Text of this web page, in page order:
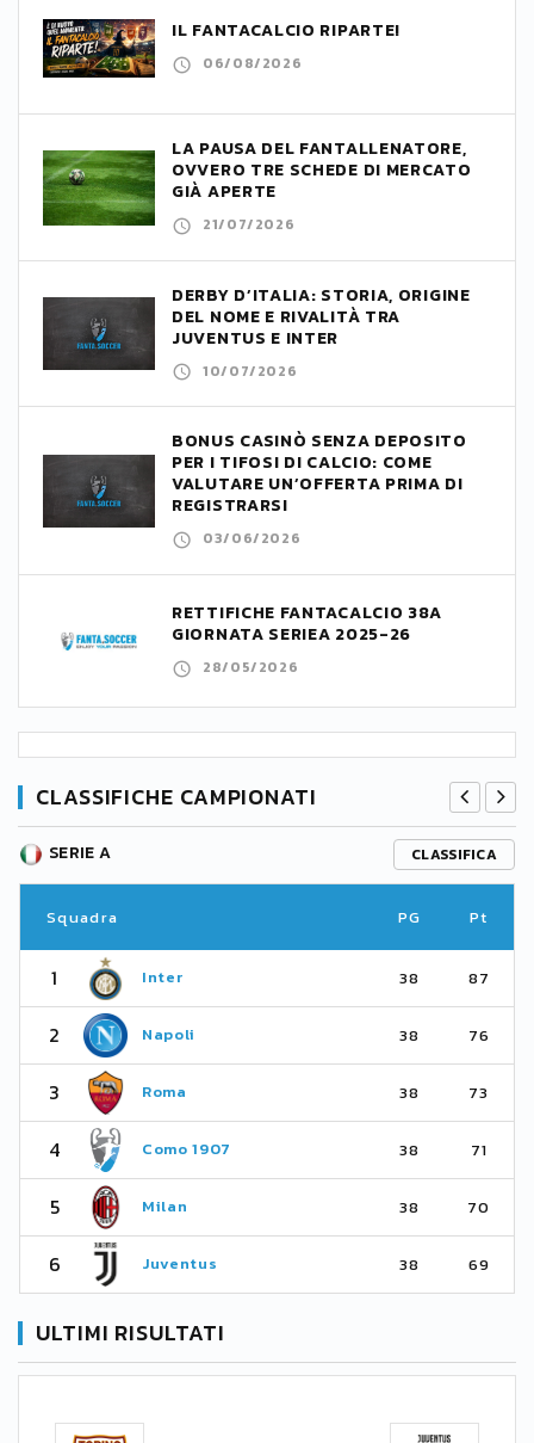
IL FANTACALCIO RIPARTE!
06/08/2026
LA PAUSA DEL FANTALLENATORE,
OVVERO TRE SCHEDE DI MERCATO
GIÀ APERTE
21/07/2026
DERBY D’ITALIA: STORIA, ORIGINE
DEL NOME E RIVALITÀ TRA
JUVENTUS E INTER
10/07/2026
BONUS CASINÒ SENZA DEPOSITO
PER I TIFOSI DI CALCIO: COME
VALUTARE UN’OFFERTA PRIMA DI
REGISTRARSI
03/06/2026
RETTIFICHE FANTACALCIO 38A
GIORNATA SERIEA 2025-26
28/05/2026
CLASSIFICHE CAMPIONATI
SERIE A CLASSIFICA
Squadra PG Pt
1 Inter 38 87
2 Napoli 38 76
3 Roma 38 73
4 Como 1907 38 71
5 Milan 38 70
6 Juventus 38 69
ULTIMI RISULTATI